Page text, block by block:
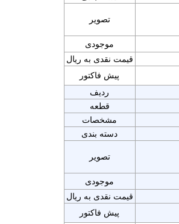
تصویر
موجودی
قیمت نقدی به ریال
پیش فاکتور
ردیف
قطعه
مشخصات
دسته بندی
تصویر
موجودی
قیمت نقدی به ریال
پیش فاکتور